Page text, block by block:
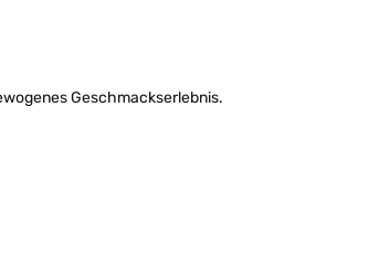
Geschmackserlebnis.